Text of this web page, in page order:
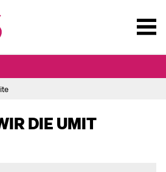
DIE UMIT